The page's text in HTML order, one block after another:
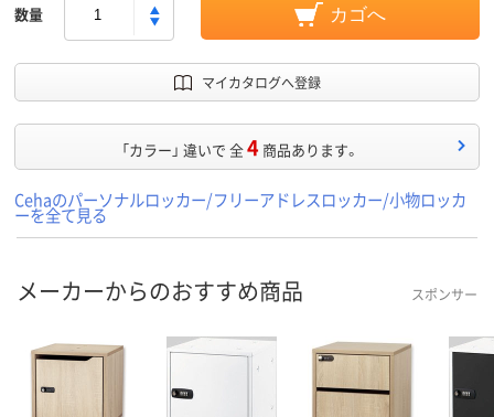
数量 カゴへ
マイカタログへ登録
「カラー」 違いで 全4 商品あります。
Cehaのパーソナルロッカー/フリーアドレスロッカー/小物ロッカ
ーを全て見る
メーカーからのおすすめ商品 スポンサー